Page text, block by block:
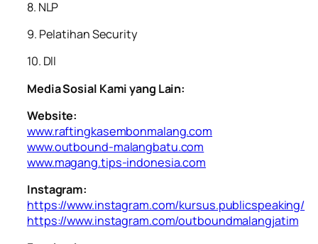
8. ⁠NLP
9. ⁠Pelatihan Security
10. ⁠Dll
Media Sosial Kami yang Lain:
Website:
www.raftingkasembonmalang.com
www.outbound-malangbatu.com
www.magang.tips-indonesia.com
Instagram:
https://www.instagram.com/kursus.publicspeaking/
https://www.instagram.com/outboundmalangjatim